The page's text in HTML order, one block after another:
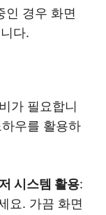
인 경우 화면
다.
가 필요합니
우를 활용하
시스템 활용:
요. 가끔 화면